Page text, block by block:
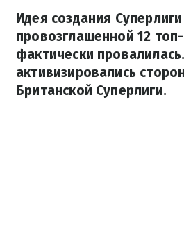
Идея создания
провозглашенной 12
фактически
активизировались
Британской Суперлиги.